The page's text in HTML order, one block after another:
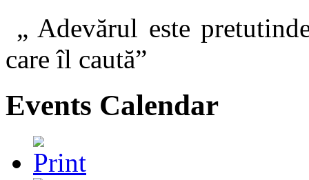
„ Adevărul este
care îl
Events Calendar